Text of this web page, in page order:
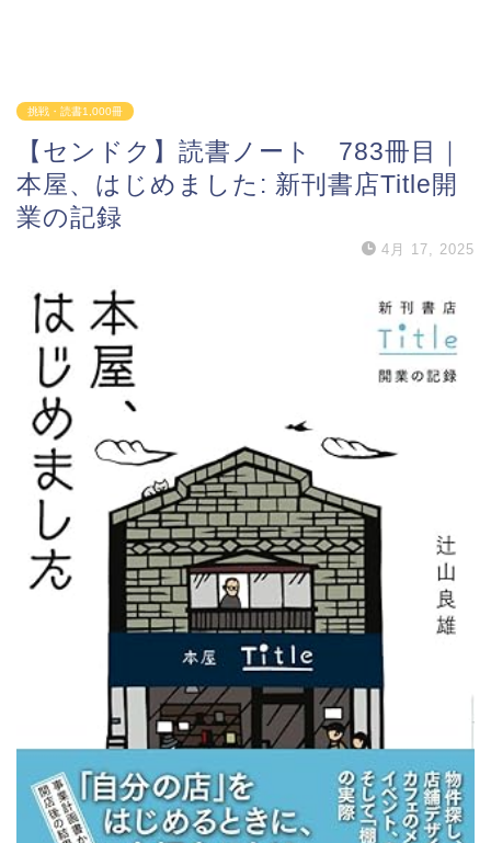
挑戦・読書1,000冊
【センドク】読書ノート 783冊目｜
本屋、はじめました: 新刊書店Title開
業の記録
4月 17, 2025